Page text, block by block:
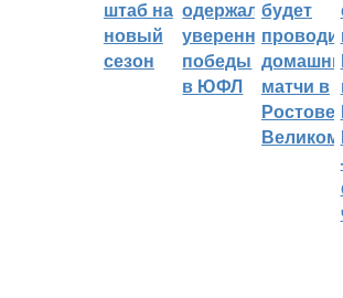
штаб на
новый
сезон
одержали
уверенные
победы
в ЮФЛ
будет
матчи в
Ростове
Великом